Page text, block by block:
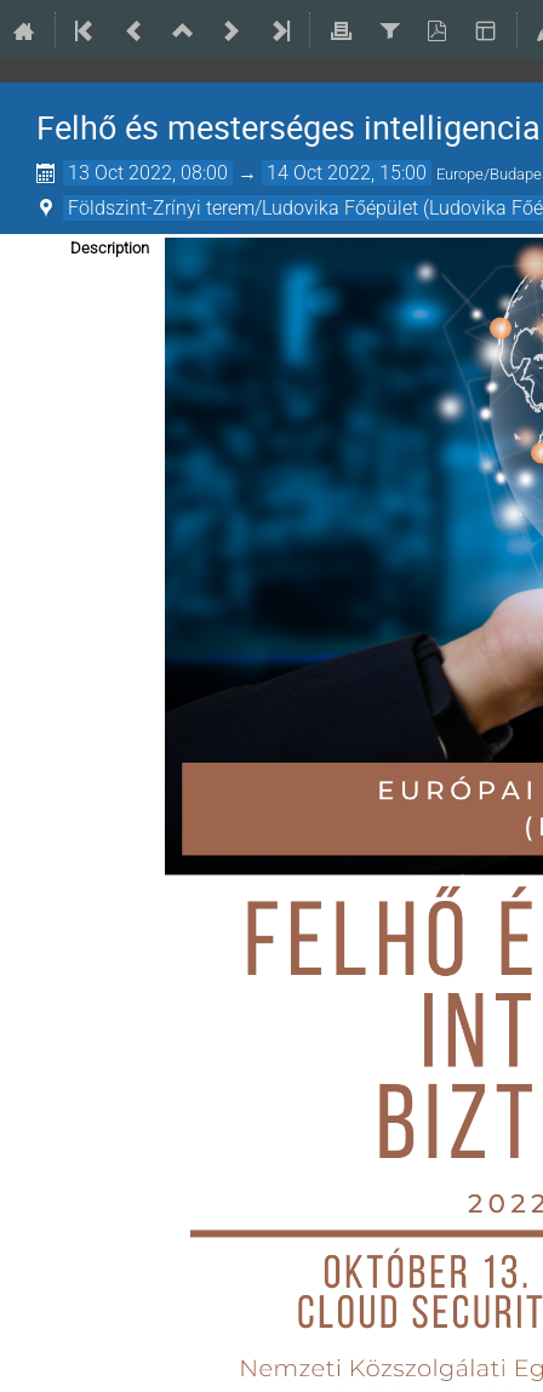
Felhő és mesterséges
13 Oct 2022, 08:00 → 14 Oct 2022, 15:00 Europe/
Földszint-Zrínyi terem/Ludovika Főépület (Ludovika
Description